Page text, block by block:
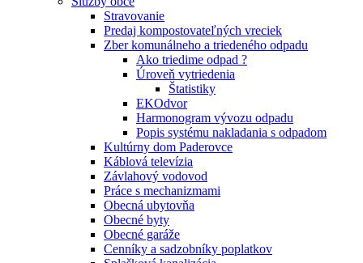
Stravovanie
Predaj kompostovateľných vreciek
Zber komunálneho a triedeného odpadu
Ako triedime odpad ?
Úroveň vytriedenia
Štatistiky
EKOdvor
Harmonogram vývozu odpadu
Popis systému nakladania s odpadom
Kultúrny dom Paderovce
Káblová televízia
Závlahový vodovod
Práce s mechanizmami
Obecná ubytovňa
Obecné byty
Obecné garáže
Cenníky a sadzobníky poplatkov